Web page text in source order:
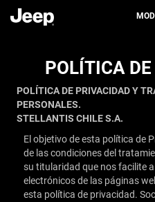
POLÍTICA
POLÍTICA DE PRIVACIDAD Y
PERSONALES.
STELLANTIS CHILE S.A.
El objetivo de esta política de
de las condiciones del
su titularidad que nos facilite
electrónicos de las páginas
esta política de privacidad.